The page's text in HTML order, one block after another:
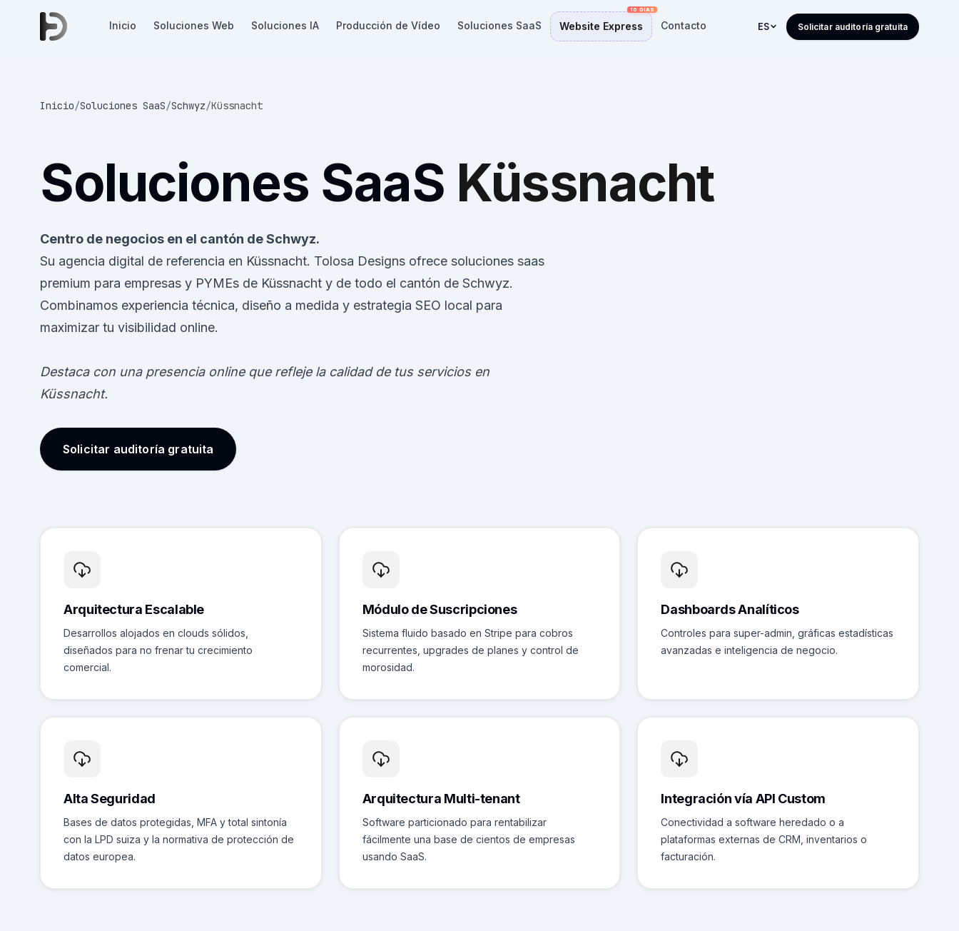
Inicio Soluciones Web Soluciones IA Producción de Vídeo Soluciones SaaS Website Express Contacto ES Solicitar auditoría gratuita
Inicio/Soluciones SaaS/Schwyz/Küssnacht
Soluciones SaaS Küssnacht
Centro de negocios en el cantón de Schwyz.
Su agencia digital de referencia en Küssnacht. Tolosa Designs ofrece soluciones saas
premium para empresas y PYMEs de Küssnacht y de todo el cantón de Schwyz.
Combinamos experiencia técnica, diseño a medida y estrategia SEO local para
maximizar tu visibilidad online.
Destaca con una presencia online que refleje la calidad de tus servicios en
Küssnacht.
Solicitar auditoría gratuita
Arquitectura Escalable
Desarrollos alojados en clouds sólidos,
diseñados para no frenar tu crecimiento
comercial.
Módulo de Suscripciones
Sistema fluido basado en Stripe para cobros
recurrentes, upgrades de planes y control de
morosidad.
Dashboards Analíticos
Controles para super-admin, gráficas estadísticas
avanzadas e inteligencia de negocio.
Alta Seguridad
Bases de datos protegidas, MFA y total sintonía
con la LPD suiza y la normativa de protección de
datos europea.
Arquitectura Multi-tenant
Software particionado para rentabilizar
fácilmente una base de cientos de empresas
usando SaaS.
Integración vía API Custom
Conectividad a software heredado o a
plataformas externas de CRM, inventarios o
facturación.